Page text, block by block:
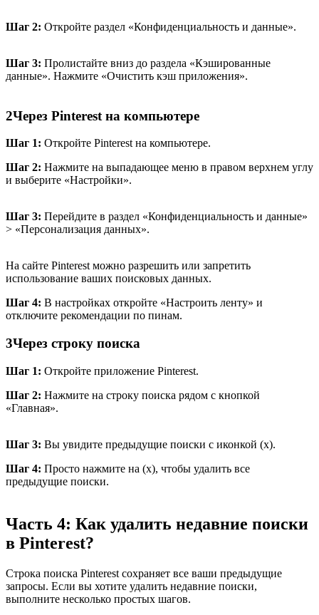
Шаг 2: Откройте раздел «Конфиденциальность и данные».
Шаг 3: Пролистайте вниз до раздела «Кэшированные
данные». Нажмите «Очистить кэш приложения».
2Через Pinterest на компьютере
Шаг 1: Откройте Pinterest на компьютере.
Шаг 2: Нажмите на выпадающее меню в правом верхнем углу
и выберите «Настройки».
Шаг 3: Перейдите в раздел «Конфиденциальность и данные»
> «Персонализация данных».
На сайте Pinterest можно разрешить или запретить
использование ваших поисковых данных.
Шаг 4: В настройках откройте «Настроить ленту» и
отключите рекомендации по пинам.
3Через строку поиска
Шаг 1: Откройте приложение Pinterest.
Шаг 2: Нажмите на строку поиска рядом с кнопкой
«Главная».
Шаг 3: Вы увидите предыдущие поиски с иконкой (x).
Шаг 4: Просто нажмите на (x), чтобы удалить все
предыдущие поиски.
Часть 4: Как удалить недавние поиски
в Pinterest?
Строка поиска Pinterest сохраняет все ваши предыдущие
запросы. Если вы хотите удалить недавние поиски,
выполните несколько простых шагов.